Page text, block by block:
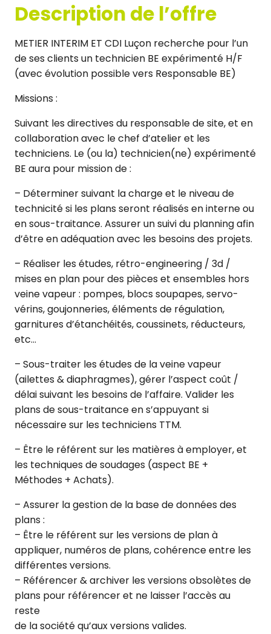
Description de l’offre
METIER INTERIM ET CDI Luçon recherche pour l’un
de ses clients un technicien BE expérimenté H/F
(avec évolution possible vers Responsable BE)
Missions :
Suivant les directives du responsable de site, et en
collaboration avec le chef d’atelier et les
techniciens. Le (ou la) technicien(ne) expérimenté
BE aura pour mission de :
– Déterminer suivant la charge et le niveau de
technicité si les plans seront réalisés en interne ou
en sous-traitance. Assurer un suivi du planning afin
d’être en adéquation avec les besoins des projets.
– Réaliser les études, rétro-engineering / 3d /
mises en plan pour des pièces et ensembles hors
veine vapeur : pompes, blocs soupapes, servo-
vérins, goujonneries, éléments de régulation,
garnitures d’étanchéités, coussinets, réducteurs,
etc…
– Sous-traiter les études de la veine vapeur
(ailettes & diaphragmes), gérer l’aspect coût /
délai suivant les besoins de l’affaire. Valider les
plans de sous-traitance en s’appuyant si
nécessaire sur les techniciens TTM.
– Être le référent sur les matières à employer, et
les techniques de soudages (aspect BE +
Méthodes + Achats).
– Assurer la gestion de la base de données des
plans :
– Être le référent sur les versions de plan à
appliquer, numéros de plans, cohérence entre les
différentes versions.
– Référencer & archiver les versions obsolètes de
plans pour référencer et ne laisser l’accès au
reste
de la société qu’aux versions valides.